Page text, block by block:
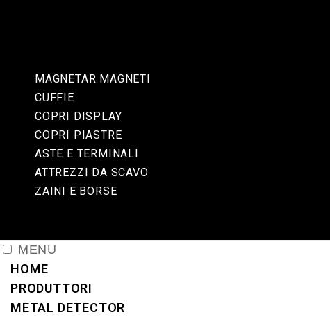
MAGNETAR MAGNETI
CUFFIE
COPRI DISPLAY
COPRI PIASTRE
ASTE E TERMINALI
ATTREZZI DA SCAVO
ZAINI E BORSE
MENU
HOME
PRODUTTORI
METAL DETECTOR